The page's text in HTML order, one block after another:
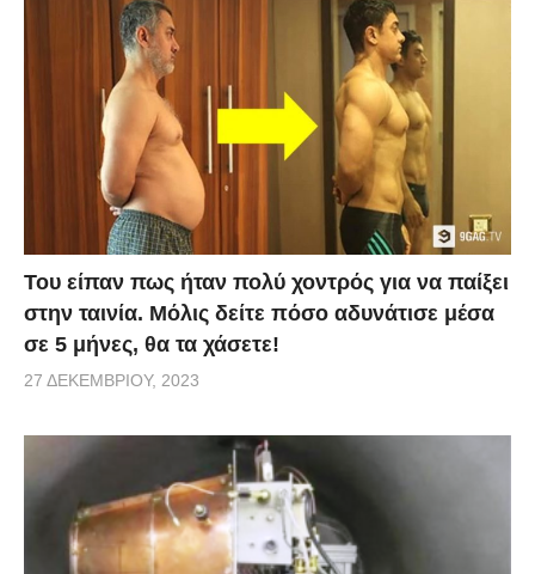
Του είπαν πως ήταν πολύ χοντρός για να παίξει
στην ταινία. Μόλις δείτε πόσο αδυνάτισε μέσα
σε 5 μήνες, θα τα χάσετε!
27 ΔΕΚΕΜΒΡΊΟΥ, 2023